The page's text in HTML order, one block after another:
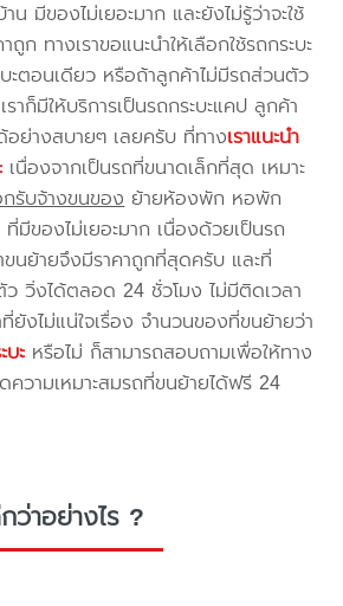
มีของไม่เยอะมาก และยังไม่รู้ว่าจะใช้
ถูก ทางเราขอแนะนำให้เลือกใช้รถกระบะ
ะตอนเดียว หรือถ้าลูกค้าไม่มีรถส่วนตัว
าก็มีให้บริการเป็นรถกระบะแคป ลูกค้า
อย่างสบายๆ เลยครับ ที่ทางเราแนะนำ
เนื่องจากเป็นรถที่ขนาดเล็กที่สุด เหมาะ
รับจ้างขนของย้ายห้องพัก หอพัก
มีของไม่เยอะมาก เนื่องด้วยเป็นรถ
นย้ายจึงมีราคาถูกที่สุดครับ และที่
วิ่งได้ตลอด 24 ชั่วโมง ไม่มีติดเวลา
งไม่แน่ใจเรื่อง จำนวนของที่ขนย้ายว่า
บะ หรือไม่ ก็สามารถสอบถามเพื่อให้ทาง
ความเหมาะสมรถที่ขนย้ายได้ฟรี 24
ว่าอย่างไร ?